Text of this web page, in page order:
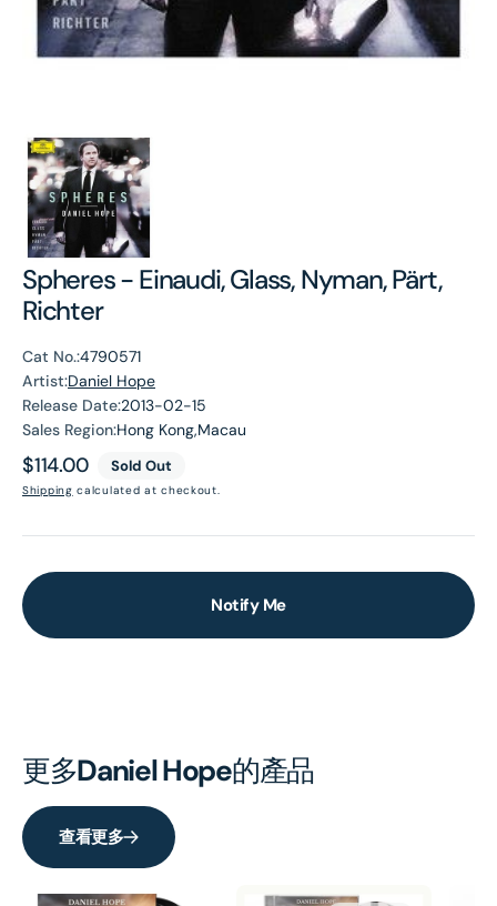
Spheres - Einaudi, Glass, Nyman, Pärt,
Richter
Cat No.:4790571
Artist:Daniel Hope
Release Date:2013-02-15
Sales Region:Hong Kong,Macau
Regular
price
$114.00 Sold Out
Shipping calculated at checkout.
Notify Me
更多Daniel Hope的產品
查看更多